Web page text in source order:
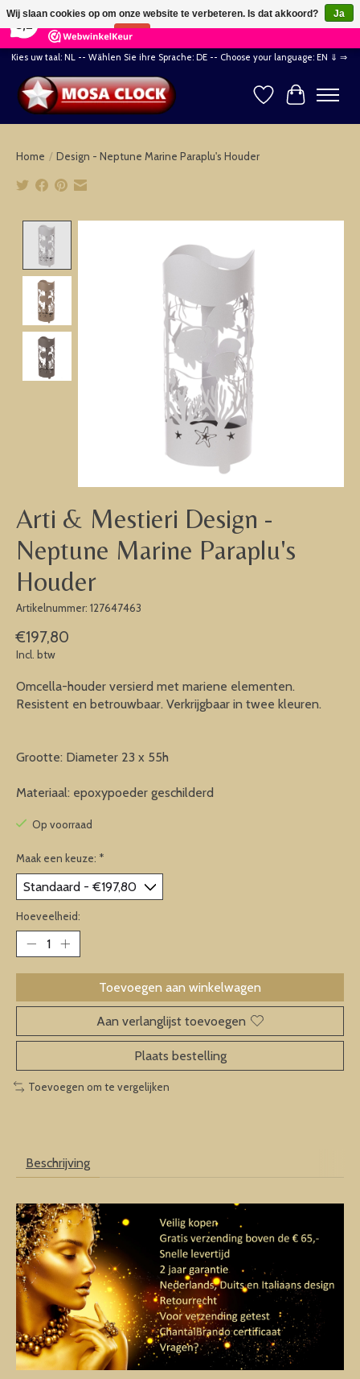
164 Reviews ×
Kies uw taal: NL -- Wählen Sie ihre Sprache: DE -- Choose your language: EN ⇓ ⇒
Verlanglijst
Home / Design - Neptune Marine Paraplu's Houder
Arti & Mestieri Design -
Neptune Marine Paraplu's
Houder
Artikelnummer: 127647463
€197,80
Incl. btw
Omcella-houder versierd met mariene elementen.
Resistent en betrouwbaar. Verkrijgbaar in twee kleuren.
Grootte: Diameter 23 x 55h
Materiaal: epoxypoeder geschilderd
Op voorraad
Maak een keuze: *
Hoeveelheid:
Toevoegen aan winkelwagen
Aan verlanglijst toevoegen
Plaats bestelling
Toevoegen om te vergelijken
Beschrijving
Wij slaan cookies op om onze website te verbeteren. Is dat akkoord?
Ja
Nee